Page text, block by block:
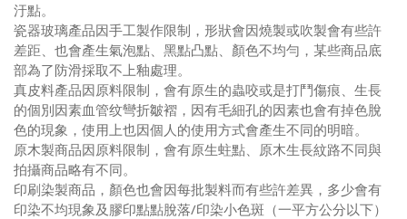
汙點。
瓷器玻璃產品因手工製作限制 ，形狀會因燒製或吹製會有些許
差距、也會產生氣泡點、黑點凸點、顏色不均勻，某些商品底
部為了防滑採取不上釉處理。
真皮料產品因原料限制，會有原生的蟲咬或是打鬥傷痕、生長
的個別因素血管纹彎折皺褶，因有毛細孔的因素也會有掉色脫
色的現象，使用上也因個人的使用方式會產生不同的明暗。
原木製商品因原料限制 ，會有原生蛀點、原木生長紋路不同與
拍攝商品略有不同。
印刷染製商品， 顏色也會因每批製料而有些許差異， 多少會有
印染不均現象及膠印點點脫落/印染小色斑（一平方公分以下）